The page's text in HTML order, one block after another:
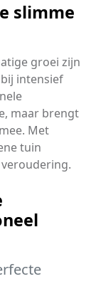
slimme
groei zijn
intensief
maar brengt
Met
tuin